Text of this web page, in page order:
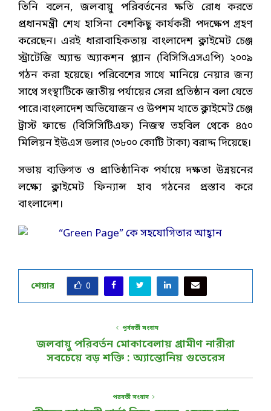
তিনি বলেন, জলবায়ু পরিবর্তনের ক্ষতি রোধ করতে
প্রধানমন্ত্রী শেখ হাসিনা বেশকিছু কার্যকরী পদক্ষেপ গ্রহণ
করেছেন। এরই ধারাবাহিকতায় বাংলাদেশ ক্লাইমেট চেঞ্জ
স্ট্রাটেজি অ্যান্ড অ্যাকশন প্ল্যান (বিসিসিএসএপি) ২০০৯
গঠন করা হয়েছে। পরিবেশের সাথে মানিয়ে নেয়ার জন্য
সাথে সংস্থাটিকে জাতীয় পর্যায়ের সেরা প্রতিষ্ঠান বলা যেতে
পারে।বাংলাদেশ অভিযোজন ও উপশম খাতে ক্লাইমেট চেঞ্জ
ট্রাস্ট ফান্ডে (বিসিসিটিএফ) নিজস্ব তহবিল থেকে ৪৫০
মিলিয়ন ইউএস ডলার (৩৮০০ কোটি টাকা) বরাদ্দ দিয়েছে।
সভায় ব্যক্তিগত ও প্রাতিষ্ঠানিক পর্যায়ে দক্ষতা উন্নয়নের
লক্ষ্যে ক্লাইমেট ফিন্যান্স হাব গঠনের প্রস্তাব করে
বাংলাদেশ।
শেয়ার 0
পূর্ববর্তী সংবাদ
জলবায়ু পরিবর্তন মোকাবেলায় গ্রামীণ নারীরা
সবচেয়ে বড় শক্তি : অ্যান্তোনিয় গুতেরেস
পরবর্তী সংবাদ